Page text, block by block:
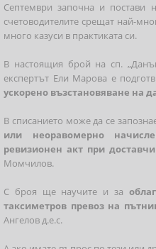
Септември започна и постави
счетоводителите срещат най-
много казуси в практиката си.
В настоящия брой на сп.
експертът Ели Марова е
ускорено възстановяване на
В списанието може да се
или неоравомерно
ревизионен акт при
Момчилов.
С броя ще научите и за
таксиметров превоз на
Ангелов д.е.с.